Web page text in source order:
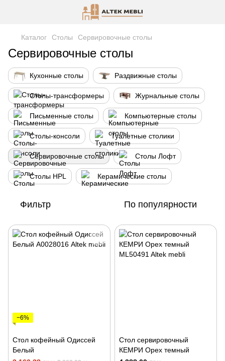
Каталог Столы Сервировочные столы
Сервировочные столы
Кухонные столы Раздвижные столы
Столы-трансформеры Журнальные столы
Письменные столы Компьютерные столы
Столы-консоли Туалетные столики
Сервировочные столы Столы Лофт
Столы HPL Керамические столы
Фильтр По популярности
−6%
Стол кофейный Одиссей
Белый
Стол сервировочный
КЕМРИ Орех темный